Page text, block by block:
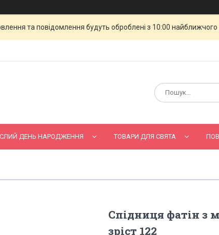
та повідомлення будуть оброблені з 10:00 найближчого
ДЕНЬ НАРОДЖЕННЯ ТОВАРИ ДЛЯ СВЯТА
Спідниця фатін з
зріст 122